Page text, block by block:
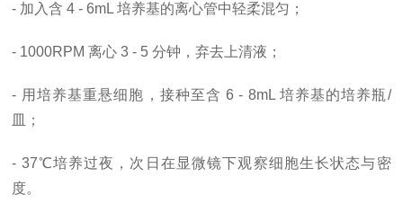
- 加入含 4 - 6mL 培养基的离心管中轻柔混匀；
- 1000RPM 离心 3 - 5 分钟，弃去上清液；
- 用培养基重悬细胞，接种至含 6 - 8mL 培养基的培养瓶/
皿；
- 37℃培养过夜，次日在显微镜下观察细胞生长状态与密
度。